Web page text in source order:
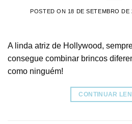
POSTED ON 18 DE SETEMBRO DE
A linda atriz de Hollywood,
consegue combinar brincos
como ninguém!
CONTINUAR